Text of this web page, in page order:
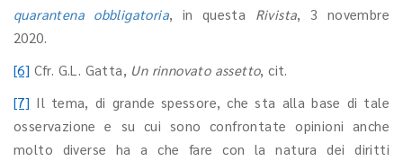
quarantena obbligatoria, in questa Rivista, 3 novembre
2020.
[6] Cfr. G.L. Gatta, Un rinnovato assetto, cit.
[7] Il tema, di grande spessore, che sta alla base di tale
osservazione e su cui sono confrontate opinioni anche
molto diverse ha a che fare con la natura dei diritti